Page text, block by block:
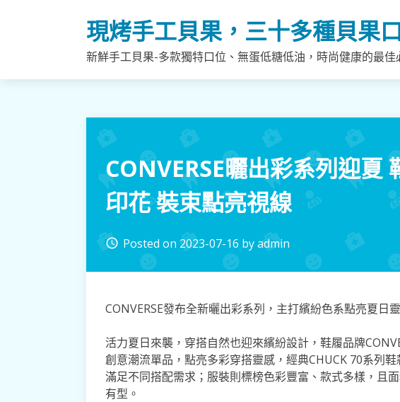
現烤手工貝果，三十多種貝果
新鮮手工貝果-多款獨特口位、無蛋低糖低油，時尚健康的最
CONVERSE曬出彩系列迎夏
印花 裝束點亮視線
access_time Posted on2023-07-16 byadmin
CONVERSE發布全新曬出彩系列，主打繽紛色系點亮夏日
活力夏日來襲，穿搭自然也迎來繽紛設計，鞋履品牌
創意潮流單品，點亮多彩穿搭靈感，經典CHUCK 70系列
滿足不同搭配需求；服裝則標榜色彩豐富、款式多樣，且
有型。